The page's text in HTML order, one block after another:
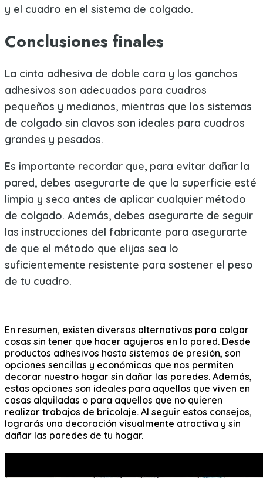
y el cuadro en el sistema de colgado.
Conclusiones finales
La cinta adhesiva de doble cara y los ganchos
adhesivos son adecuados para cuadros
pequeños y medianos, mientras que los sistemas
de colgado sin clavos son ideales para cuadros
grandes y pesados.
Es importante recordar que, para evitar dañar la
pared, debes asegurarte de que la superficie esté
limpia y seca antes de aplicar cualquier método
de colgado. Además, debes asegurarte de seguir
las instrucciones del fabricante para asegurarte
de que el método que elijas sea lo
suficientemente resistente para sostener el peso
de tu cuadro.
En resumen, existen diversas alternativas para colgar
cosas sin tener que hacer agujeros en la pared. Desde
productos adhesivos hasta sistemas de presión, son
opciones sencillas y económicas que nos permiten
decorar nuestro hogar sin dañar las paredes. Además,
estas opciones son ideales para aquellos que viven en
casas alquiladas o para aquellos que no quieren
realizar trabajos de bricolaje. Al seguir estos consejos,
lograrás una decoración visualmente atractiva y sin
dañar las paredes de tu hogar.